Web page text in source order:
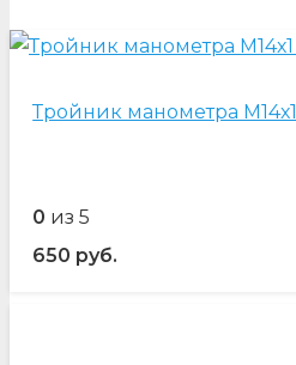
Тройник манометра
0 из 5
650 руб.